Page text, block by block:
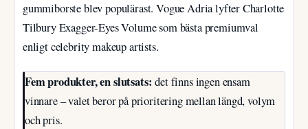
gummiborste blev populärast. Vogue Adria lyfter Charlotte
Tilbury Exagger-Eyes Volume som bästa premiumval
enligt celebrity makeup artists.
Fem produkter, en slutsats: det finns ingen ensam
vinnare – valet beror på prioritering mellan längd, volym
och pris.